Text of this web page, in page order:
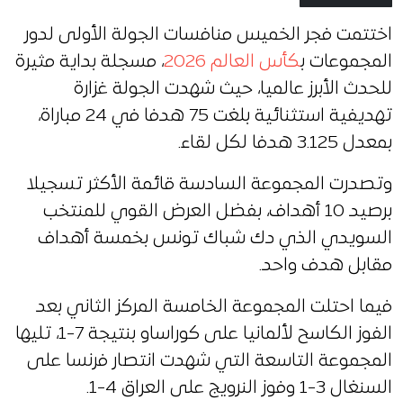
اختتمت فجر الخميس منافسات الجولة الأولى لدور
المجموعات بكأس العالم 2026
، مسجلة بداية مثيرة
للحدث الأبرز عالميا، حيث شهدت الجولة غزارة
تهديفية استثنائية بلغت 75 هدفا في 24 مباراة،
بمعدل 3.125 هدفا لكل لقاء.
وتصدرت المجموعة السادسة قائمة الأكثر تسجيلا
برصيد 10 أهداف، بفضل العرض القوي للمنتخب
السويدي الذي دك شباك تونس بخمسة أهداف
مقابل هدف واحد.
فيما احتلت المجموعة الخامسة المركز الثاني بعد
الفوز الكاسح لألمانيا على كوراساو بنتيجة 7-1، تليها
المجموعة التاسعة التي شهدت انتصار فرنسا على
السنغال 3-1 وفوز النرويج على العراق 4-1.